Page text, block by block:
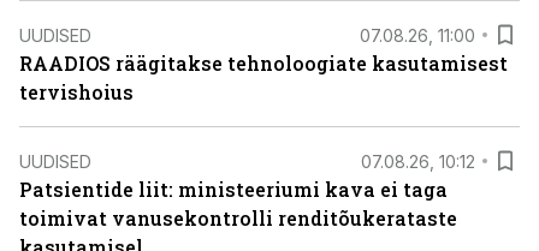
UUDISED 07.08.26, 11:00
RAADIOS räägitakse tehnoloogiate kasutamisest
tervishoius
UUDISED 07.08.26, 10:12
Patsientide liit: ministeeriumi kava ei taga
toimivat vanusekontrolli renditõukerataste